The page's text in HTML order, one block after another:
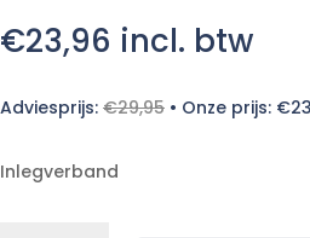
€23,96 incl. btw
Adviesprijs: €29,95 • Onze prijs: €
Inlegverband